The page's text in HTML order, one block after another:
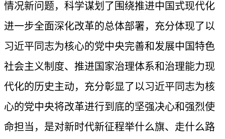
情况新问题，科学谋划了围绕推进中国式现代化
进一步全面深化改革的总体部署，充分体现了以
习近平同志为核心的党中央完善和发展中国特色
社会主义制度、推进国家治理体系和治理能力现
代化的历史主动，充分彰显了以习近平同志为核
心的党中央将改革进行到底的坚强决心和强烈使
命担当，是对新时代新征程举什么旗、走什么路